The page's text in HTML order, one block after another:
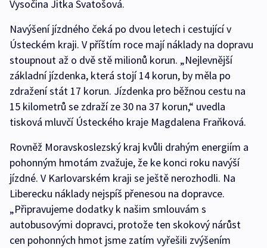
Vysočina Jitka Svatošová.
Navýšení jízdného čeká po dvou letech i cestující v
Ústeckém kraji. V příštím roce mají náklady na dopravu
stoupnout až o dvě stě milionů korun. „Nejlevnější
základní jízdenka, která stojí 14 korun, by měla po
zdražení stát 17 korun. Jízdenka pro běžnou cestu na
15 kilometrů se zdraží ze 30 na 37 korun,“ uvedla
tisková mluvčí Ústeckého kraje Magdalena Fraňková.
Rovněž Moravskoslezský kraj kvůli drahým energiím a
pohonným hmotám zvažuje, že ke konci roku navýší
jízdné. V Karlovarském kraji se ještě nerozhodli. Na
Liberecku náklady nejspíš přenesou na dopravce.
„Připravujeme dodatky k našim smlouvám s
autobusovými dopravci, protože ten skokový nárůst
cen pohonných hmot jsme zatím vyřešili zvýšením